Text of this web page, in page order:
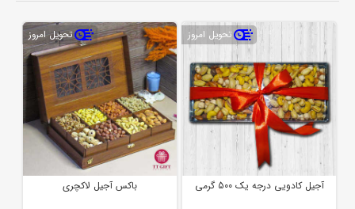
تحویل امروز
آجیل کادویی درجه یک 500 گرمی
تحویل امروز
باکس آجیل لاکچری